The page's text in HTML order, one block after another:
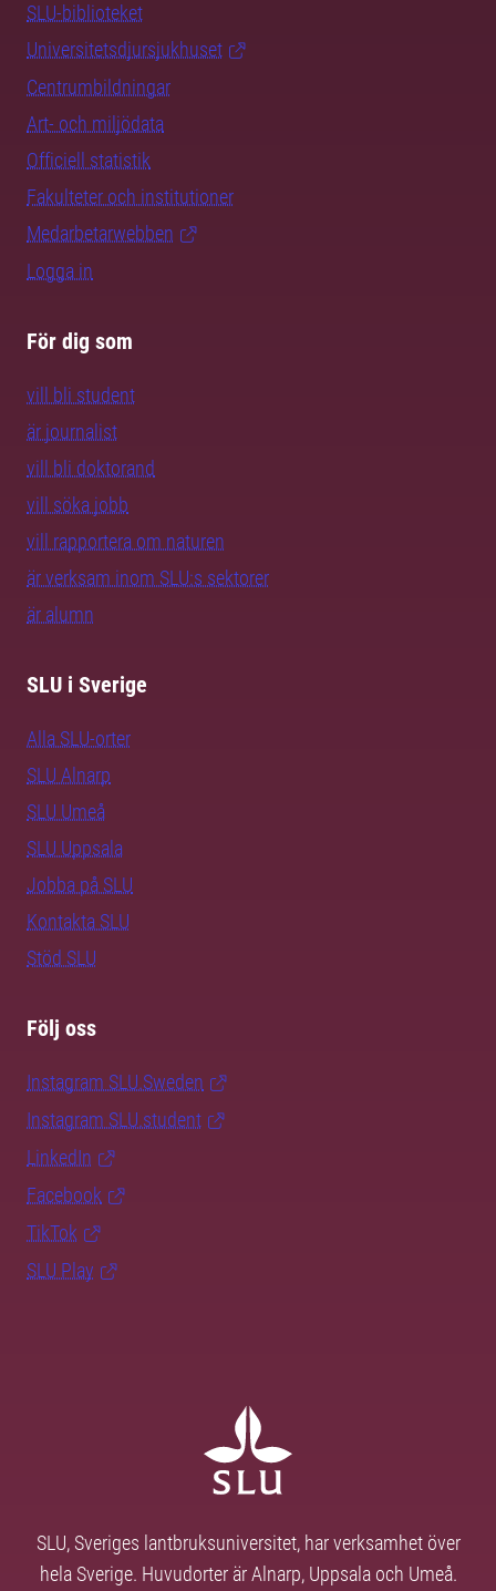
SLU-biblioteket
Universitetsdjursjukhuset
Centrumbildningar
Art- och miljödata
Officiell statistik
Fakulteter och institutioner
Medarbetarwebben
Logga in
För dig som
vill bli student
är journalist
vill bli doktorand
vill söka jobb
vill rapportera om naturen
är verksam inom SLU:s sektorer
är alumn
SLU i Sverige
Alla SLU-orter
SLU Alnarp
SLU Umeå
SLU Uppsala
Jobba på SLU
Kontakta SLU
Stöd SLU
Följ oss
Instagram SLU.Sweden
Instagram SLU.student
LinkedIn
Facebook
TikTok
SLU Play
SLU, Sveriges lantbruksuniversitet, har verksamhet över
hela Sverige. Huvudorter är Alnarp, Uppsala och Umeå.